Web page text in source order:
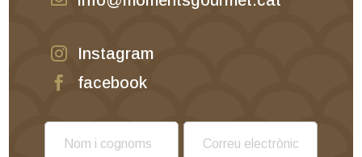
 Instagram
 facebook